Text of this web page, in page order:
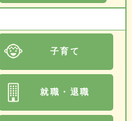
子育て
就職・退職